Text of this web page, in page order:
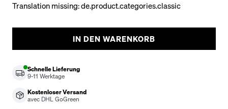
Translation missing: de.product.categories.classic
IN DEN WARENKORB
Schnelle Lieferung
9-11 Werktage
Kostenloser Versand
avec DHL GoGreen